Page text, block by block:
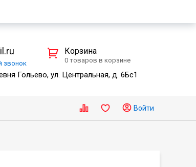
звонок
Гольево, ул. Центральная, д. 6Бс1
Корзина
0 товаров в корзине
Войти